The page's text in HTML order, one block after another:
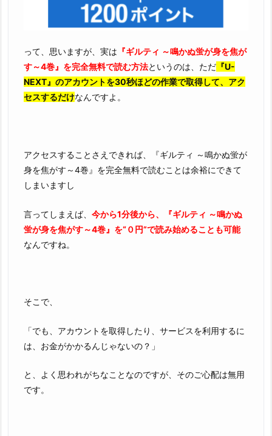
って、思いますが、実は 『ギルティ ～鳴かぬ蛍が身を焦が
す～4巻』を完全無料で読む方法というのは、ただ 『U-
NEXT』のアカウントを30秒ほどの作業で取得して、アク
セスするだけなんですよ。
アクセスすることさえできれば、『ギルティ ～鳴かぬ蛍が
身を焦がす～4巻』を完全無料で読むことは余裕にできて
しまいますし
言ってしまえば、 今から1分後から、『ギルティ ～鳴かぬ
蛍が身を焦がす～4巻』を“０円”で読み始めることも可能
なんですね。
そこで、
「でも、アカウントを取得したり、サービスを利用するに
は、お金がかかるんじゃないの？」
と、よく思われがちなことなのですが、そのご心配は無用
です。